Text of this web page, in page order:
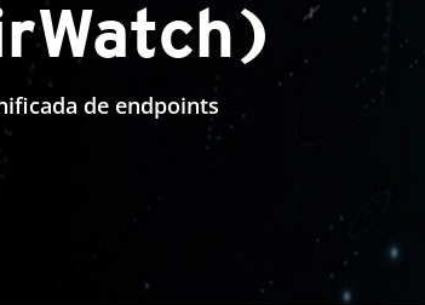
de endpoints